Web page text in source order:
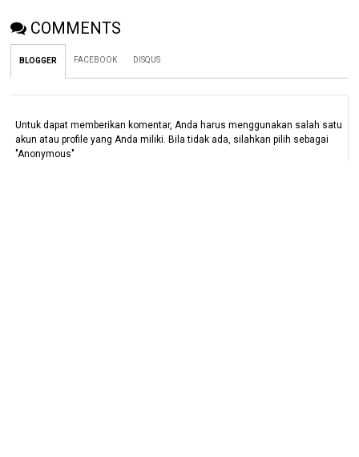
COMMENTS
BLOGGER FACEBOOK DISQUS
Untuk dapat memberikan komentar, Anda harus menggunakan salah satu
akun atau profile yang Anda miliki. Bila tidak ada, silahkan pilih sebagai
"Anonymous"